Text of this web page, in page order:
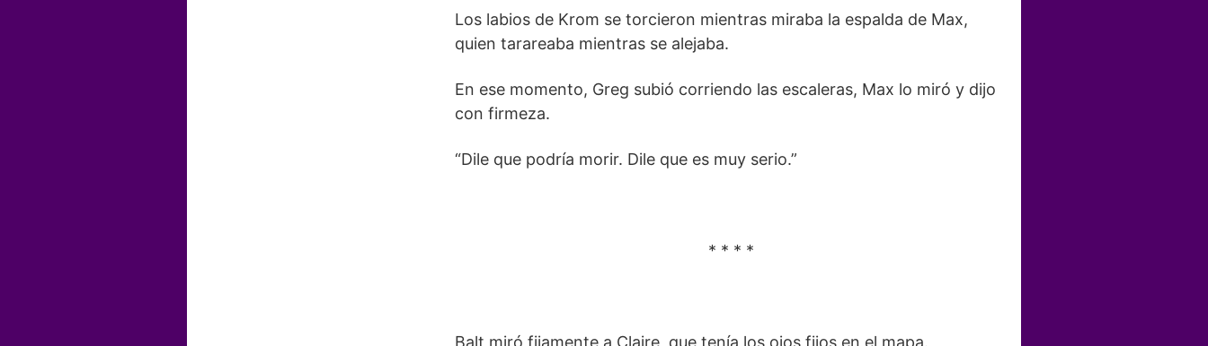
Los labios de Krom se torcieron mientras miraba la espalda de Max,
quien tarareaba mientras se alejaba.
En ese momento, Greg subió corriendo las escaleras, Max lo miró y dijo
con firmeza.
“Dile que podría morir. Dile que es muy serio.”
* * * *